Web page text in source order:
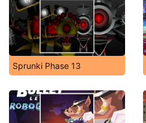
Sprunki Phase 13